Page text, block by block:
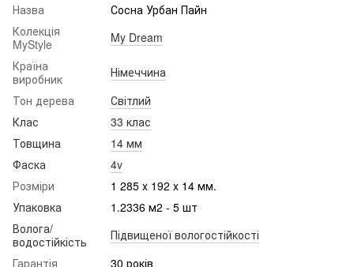
Назва
Сосна Урбан Пайн
Колекція
MyStyle
My Dream
Країна
виробник
Німеччина
Тон дерева
Світлий
Клас
33 клас
Товщина
14 мм
Фаска
4v
Розміри
1 285 x 192 x 14 мм.
Упаковка
1.2336 м2 - 5 шт
Волога/
водостійкість
Підвищеної вологостійкості
Гарантія
30 років